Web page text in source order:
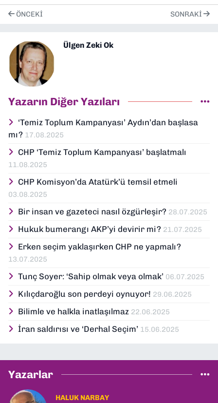
ÖNCEKI SONRAKI
Ülgen Zeki Ok
Yazarın Diğer Yazıları
‘Temiz Toplum Kampanyası’ Aydın’dan başlasa
mı? 17.08.2025
CHP ‘Temiz Toplum Kampanyası’ başlatmalı
11.08.2025
CHP Komisyon’da Atatürk’ü temsil etmeli
03.08.2025
Bir insan ve gazeteci nasıl özgürleşir? 28.07.2025
Hukuk bumerangı AKP’yi devirir mi? 21.07.2025
Erken seçim yaklaşırken CHP ne yapmalı?
13.07.2025
Tunç Soyer: ‘Sahip olmak veya olmak’ 06.07.2025
Kılıçdaroğlu son perdeyi oynuyor! 29.06.2025
Bilimle ve halkla inatlaşılmaz 22.06.2025
İran saldırısı ve ‘Derhal Seçim’ 15.06.2025
Yazarlar
HALUK NARBAY